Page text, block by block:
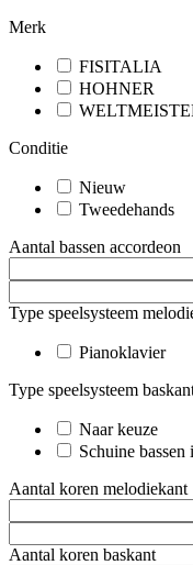
Merk
FISITALIA
HOHNER
Conditie
Nieuw
Tweedehands
Aantal bassen accordeon
Type speelsysteem
Pianoklavier
Type speelsysteem
Naar keuze
Schuine
Aantal koren melodiekant
Aantal koren baskant